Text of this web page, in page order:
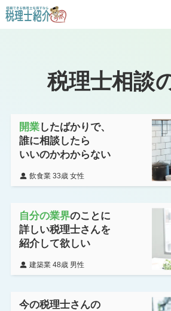
税理士相談
開業したばかりで、
誰に相談したら
いいのかわからない
飲食業 33歳 女性
自分の業界のことに
詳しい税理士さんを
紹介して欲しい
建築業 48歳 男性
今の税理士さんの